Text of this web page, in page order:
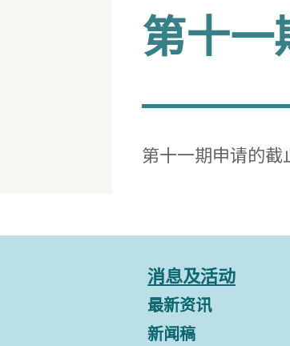
第十
第十一期申请的截
消息及活动
最新资讯
新闻稿